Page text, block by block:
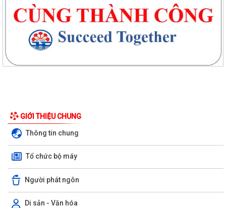
GIỚI THIỆU CHUNG
Thông tin chung
Tổ chức bộ máy
Người phát ngôn
Di sản - Văn hóa